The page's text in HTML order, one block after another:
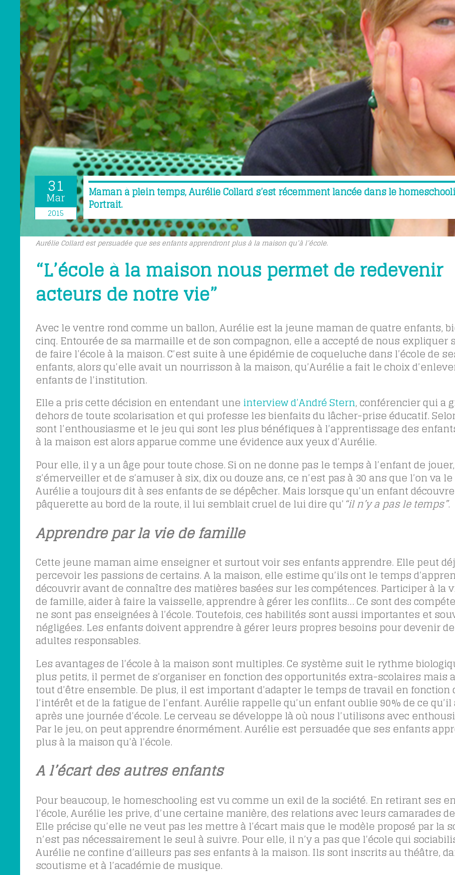
31
Mar
2015
Maman à plein temps, Aurélie Collard s’est récemment lancée dans le
Portrait.
Aurélie Collard est persuadée que ses enfants apprendront plus à la maison qu’à l’école.
“L’école à la maison nous permet de redevenir
acteurs de notre vie”
Avec le ventre rond comme un ballon, Aurélie est la jeune maman de quatre enfants,
cinq. Entourée de sa marmaille et de son compagnon, elle a accepté de nous expliquer
de faire l’école à la maison. C’est suite à une épidémie de coqueluche dans l’école de
enfants, alors qu’elle avait un nourrisson à la maison, qu’Aurélie a fait le choix
enfants de l’institution.
Elle a pris cette décision en entendant une interview d’André Stern, conférencier qui a
dehors de toute scolarisation et qui professe les bienfaits du lâcher-prise éducatif.
sont l’enthousiasme et le jeu qui sont les plus bénéfiques à l’apprentissage des
à la maison est alors apparue comme une évidence aux yeux d’Aurélie.
Pour elle, il y a un âge pour toute chose. Si on ne donne pas le temps à l’enfant de
s’émerveiller et de s’amuser à six, dix ou douze ans, ce n’est pas à 30 ans que l’on va
Aurélie a toujours dit à ses enfants de se dépêcher. Mais lorsque qu’un enfant
pâquerette au bord de la route, il lui semblait cruel de lui dire qu’“il n’y a pas le temps”.
Apprendre par la vie de famille
Cette jeune maman aime enseigner et surtout voir ses enfants apprendre. Elle peut
percevoir les passions de certains. A la maison, elle estime qu’ils ont le temps
découvrir avant de connaître des matières basées sur les compétences. Participer à la
de famille, aider à faire la vaisselle, apprendre à gérer les conflits… Ce sont des
ne sont pas enseignées à l’école. Toutefois, ces habilités sont aussi importantes et
négligées. Les enfants doivent apprendre à gérer leurs propres besoins pour devenir
adultes responsables.
Les avantages de l’école à la maison sont multiples. Ce système suit le rythme
plus petits, il permet de s’organiser en fonction des opportunités extra-scolaires mais
tout d’être ensemble. De plus, il est important d’adapter le temps de travail en fonction
l’intérêt et de la fatigue de l’enfant. Aurélie rappelle qu’un enfant oublie 90% de ce
après une journée d’école. Le cerveau se développe là où nous l’utilisons avec
Par le jeu, on peut apprendre énormément. Aurélie est persuadée que ses enfants
plus à la maison qu’à l’école.
A l’écart des autres enfants
Pour beaucoup, le homeschooling est vu comme un exil de la société. En retirant ses
l’école, Aurélie les prive, d’une certaine manière, des relations avec leurs camarades
Elle précise qu’elle ne veut pas les mettre à l’écart mais que le modèle proposé par la
n’est pas nécessairement le seul à suivre. Pour elle, il n’y a pas que l’école qui
Aurélie ne confine d’ailleurs pas ses enfants à la maison. Ils sont inscrits au théâtre,
scoutisme et à l’académie de musique.